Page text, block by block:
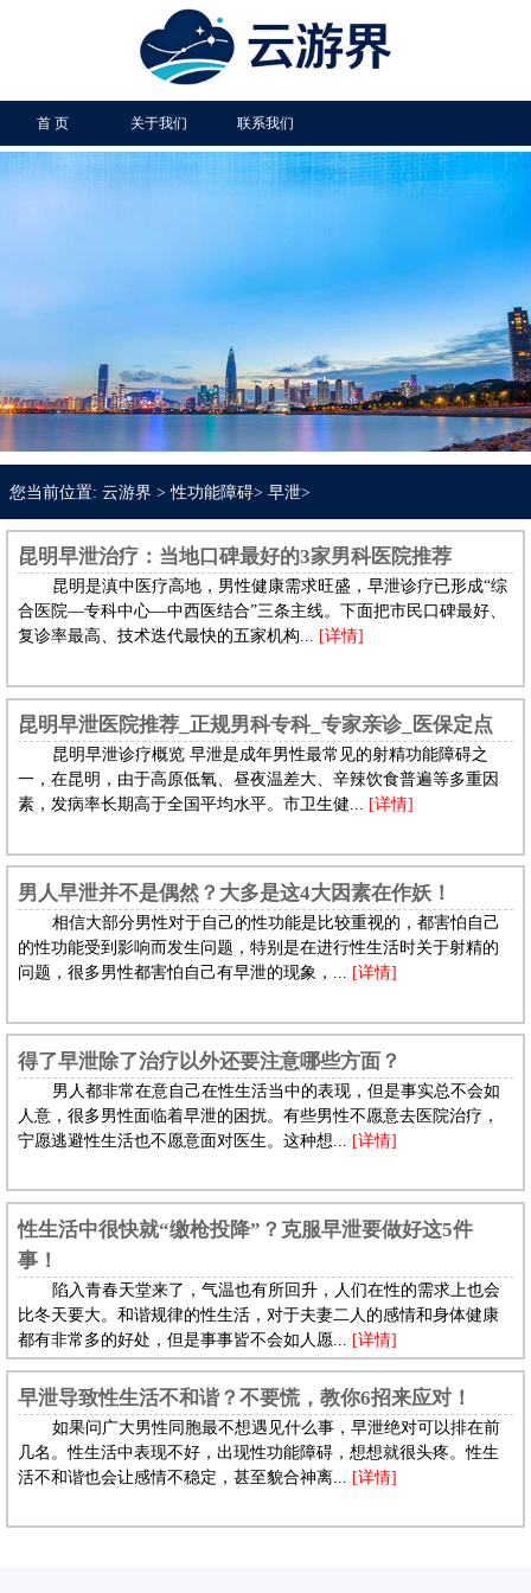
首 页 关于我们 联系我们
您当前位置: 云游界 >性功能障碍> 早泄>
昆明早泄治疗：当地口碑最好的3家男科医院推荐
昆明是滇中医疗高地，男性健康需求旺盛，早泄诊疗已形成“综
合医院—专科中心—中西医结合”三条主线。下面把市民口碑最好、
复诊率最高、技术迭代最快的五家机构... [详情]
昆明早泄医院推荐_正规男科专科_专家亲诊_医保定点
昆明早泄诊疗概览 早泄是成年男性最常见的射精功能障碍之
一，在昆明，由于高原低氧、昼夜温差大、辛辣饮食普遍等多重因
素，发病率长期高于全国平均水平。市卫生健... [详情]
男人早泄并不是偶然？大多是这4大因素在作妖！
相信大部分男性对于自己的性功能是比较重视的，都害怕自己
的性功能受到影响而发生问题，特别是在进行性生活时关于射精的
问题，很多男性都害怕自己有早泄的现象，... [详情]
得了早泄除了治疗以外还要注意哪些方面？
男人都非常在意自己在性生活当中的表现，但是事实总不会如
人意，很多男性面临着早泄的困扰。有些男性不愿意去医院治疗，
宁愿逃避性生活也不愿意面对医生。这种想...
[详情]
性生活中很快就“缴枪投降”？克服早泄要做好这5件
事！
陷入青春天堂来了，气温也有所回升，人们在性的需求上也会
比冬天要大。和谐规律的性生活，对于夫妻二人的感情和身体健康
都有非常多的好处，但是事事皆不会如人愿...
[详情]
早泄导致性生活不和谐？不要慌，教你6招来应对！
如果问广大男性同胞最不想遇见什么事，早泄绝对可以排在前
几名。性生活中表现不好，出现性功能障碍，想想就很头疼。性生
活不和谐也会让感情不稳定，甚至貌合神离...
[详情]